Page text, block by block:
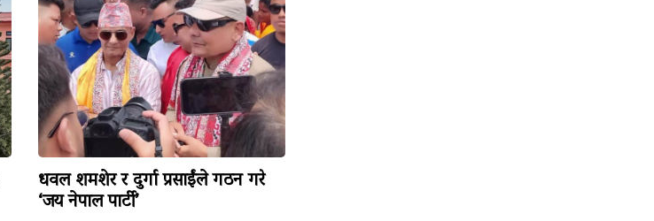
धवल शमशेर र दुर्गा प्रसाईंले गठन गरे
‘जय नेपाल पार्टी’